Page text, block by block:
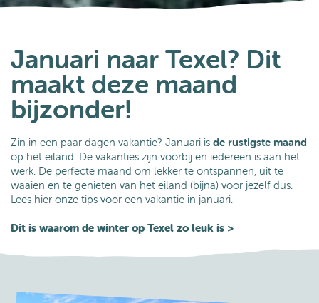
Januari naar Texel? Dit
maakt deze maand
bijzonder!
Zin in een paar dagen vakantie? Januari is de rustigste maand
op het eiland. De vakanties zijn voorbij en iedereen is aan het
werk. De perfecte maand om lekker te ontspannen, uit te
waaien en te genieten van het eiland (bijna) voor jezelf dus.
Lees hier onze tips voor een vakantie in januari.
Dit is waarom de winter op Texel zo leuk is >